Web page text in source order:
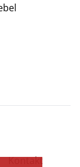
Kontakt